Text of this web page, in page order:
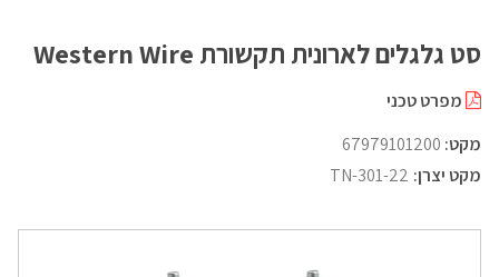
סט גלגלים לארונית תקשורת Western Wire
מפרט טכני
מקט: 67979101200
מקט יצרן: TN-301-22